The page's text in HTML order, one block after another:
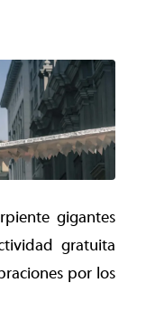
gigantes
gratuita
por los